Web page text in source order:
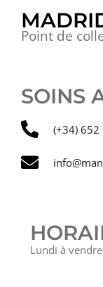
Point de
SOINS
(+34)
Lundi à